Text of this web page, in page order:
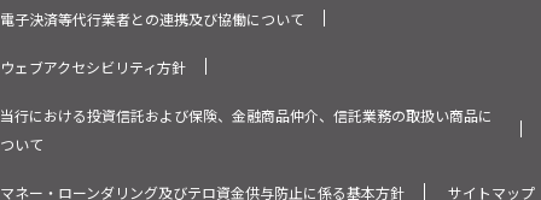
電子決済等代行業者との連携及び協働について
ウェブアクセシビリティ方針
当行における投資信託および保険、金融商品仲介、信託業務の取扱い商品に
ついて
マネー・ローンダリング及びテロ資金供与防止に係る基本方針 サイトマップ